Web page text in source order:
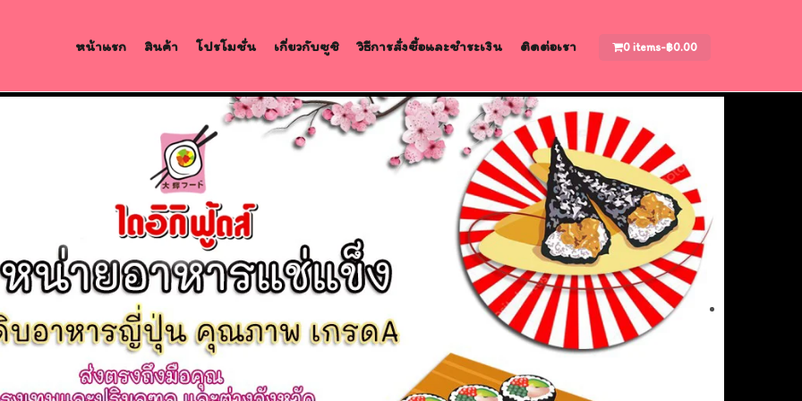
หน้าแรก สินค้า โปรโมชั่น เกี่ยวกับซูชิ วิธีการสั่งซื้อและชำระเงิน ติดต่อเรา 0 items-฿0.00